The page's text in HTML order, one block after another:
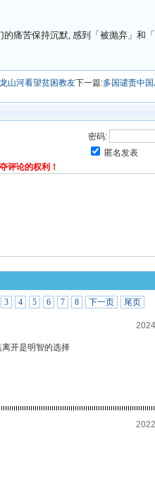
痛苦保持沉默, 感到「被抛弃」和
山河看望贫困教友下一篇:多国谴责中
密码:
匿名发表
评论的权利！
3 4 5 6 7 8 下一页 尾页
开是明智的选择